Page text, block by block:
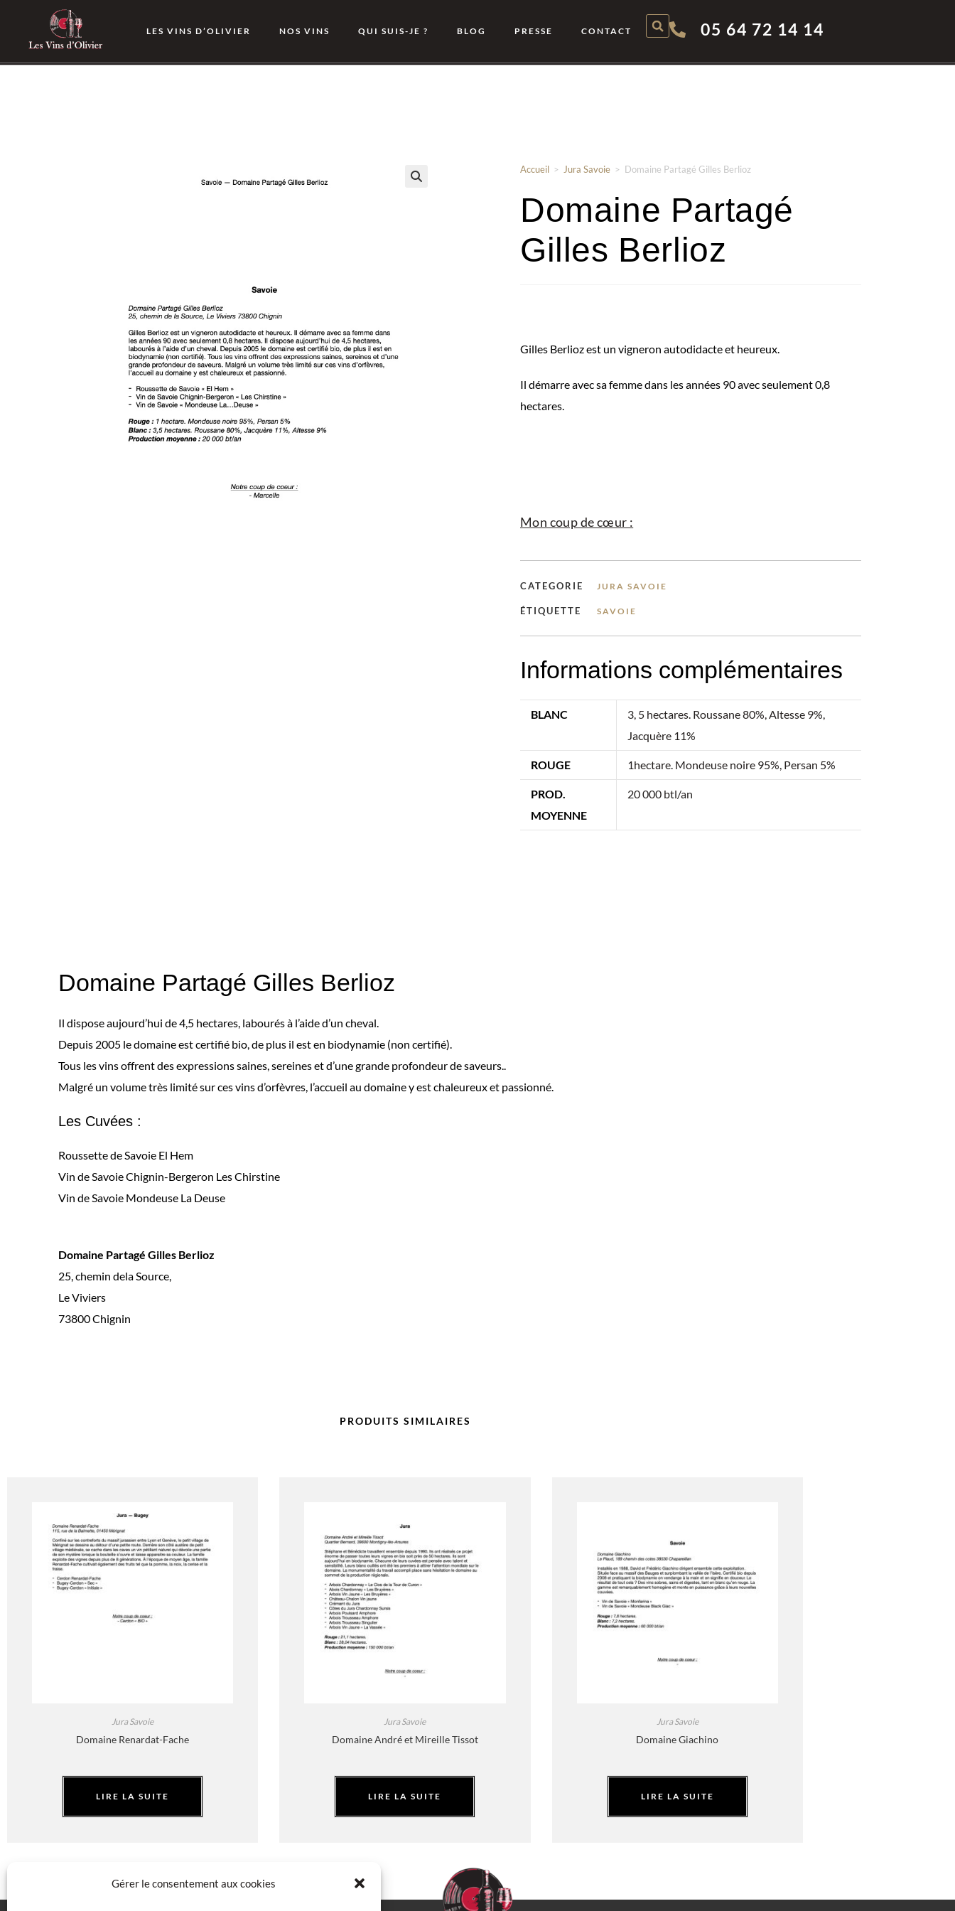
Gérer le consentement aux cookies
LES VINS D’OLIVIER NOS VINS QUI SUIS-JE ? BLOG PRESSE CONTACT 05 64 72 14 14
Accueil > Jura Savoie > Domaine Partagé Gilles Berlioz
Domaine Partagé
Gilles Berlioz
Gilles Berlioz est un vigneron autodidacte et heureux.
Il démarre avec sa femme dans les années 90 avec seulement 0,8
hectares.
Mon coup de cœur :
CATEGORIE JURA SAVOIE
ÉTIQUETTE SAVOIE
Informations complémentaires
BLANC
3, 5 hectares. Roussane 80%, Altesse 9%,
Jacquère 11%
ROUGE 1hectare. Mondeuse noire 95%, Persan 5%
PROD.
MOYENNE
20 000 btl/an
Domaine Partagé Gilles Berlioz
Il dispose aujourd’hui de 4,5 hectares, labourés à l’aide d’un cheval.
Depuis 2005 le domaine est certifié bio, de plus il est en biodynamie (non certifié).
Tous les vins offrent des expressions saines, sereines et d’une grande profondeur de saveurs..
Malgré un volume très limité sur ces vins d’orfèvres, l’accueil au domaine y est chaleureux et passionné.
Les Cuvées :
Roussette de Savoie El Hem
Vin de Savoie Chignin-Bergeron Les Chirstine
Vin de Savoie Mondeuse La Deuse
Domaine Partagé Gilles Berlioz
25, chemin dela Source,
Le Viviers
73800 Chignin
PRODUITS SIMILAIRES
Jura Savoie
Domaine Renardat-Fache
LIRE LA SUITE
Jura Savoie
Domaine André et Mireille Tissot
LIRE LA SUITE
Jura Savoie
Domaine Giachino
LIRE LA SUITE